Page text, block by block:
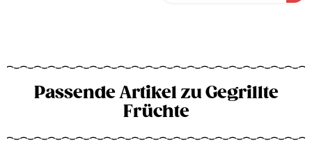
Passende Artikel zu Gegrillte
Früchte